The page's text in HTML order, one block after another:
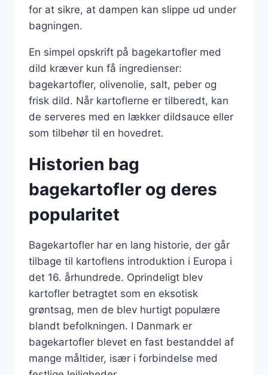
for at sikre, at dampen kan slippe ud under
bagningen.
En simpel opskrift på bagekartofler med
dild kræver kun få ingredienser:
bagekartofler, olivenolie, salt, peber og
frisk dild. Når kartoflerne er tilberedt, kan
de serveres med en lækker dildsauce eller
som tilbehør til en hovedret.
Historien bag
bagekartofler og deres
popularitet
Bagekartofler har en lang historie, der går
tilbage til kartoflens introduktion i Europa i
det 16. århundrede. Oprindeligt blev
kartofler betragtet som en eksotisk
grøntsag, men de blev hurtigt populære
blandt befolkningen. I Danmark er
bagekartofler blevet en fast bestanddel af
mange måltider, især i forbindelse med